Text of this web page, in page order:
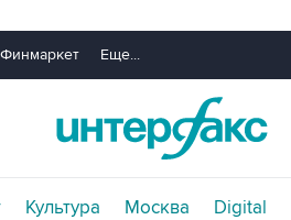
Финмаркет Еще...
Культура Москва Digital